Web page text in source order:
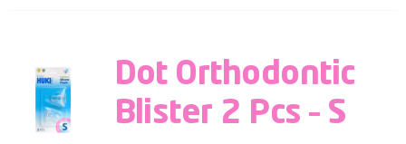
Dot Orthodontic
Blister 2 Pcs – S